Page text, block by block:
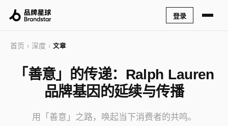
登录
首页 › 深度 › 文章
「善意」的传递：Ralph Lauren
品牌基因的延续与传播
用「善意」之路，唤起当下消费者的共鸣。